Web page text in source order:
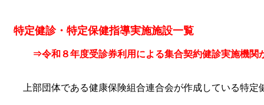
特定健診・特定保健指導実施施設一覧
⇒令和８年度受診券利用による集合契約健診実施機関
上部団体である健康保険組合連合会が作成している特定